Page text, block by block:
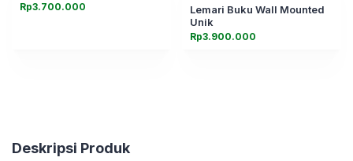
Rp3.700.000
Lemari Buku Wall Mounted
Unik
Rp3.900.000
Deskripsi Produk